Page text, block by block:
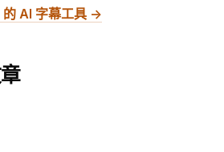
AI 字幕工具 →